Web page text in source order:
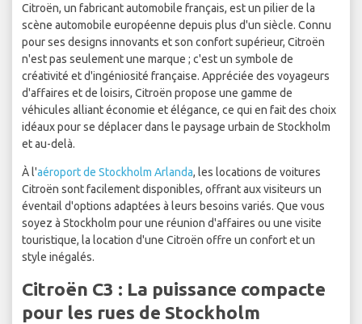
Citroën, un fabricant automobile français, est un pilier de la
scène automobile européenne depuis plus d'un siècle. Connu
pour ses designs innovants et son confort supérieur, Citroën
n'est pas seulement une marque ; c'est un symbole de
créativité et d'ingéniosité française. Appréciée des voyageurs
d'affaires et de loisirs, Citroën propose une gamme de
véhicules alliant économie et élégance, ce qui en fait des choix
idéaux pour se déplacer dans le paysage urbain de Stockholm
et au-delà.
À l'aéroport de Stockholm Arlanda, les locations de voitures
Citroën sont facilement disponibles, offrant aux visiteurs un
éventail d'options adaptées à leurs besoins variés. Que vous
soyez à Stockholm pour une réunion d'affaires ou une visite
touristique, la location d'une Citroën offre un confort et un
style inégalés.
Citroën C3 : La puissance compacte
pour les rues de Stockholm